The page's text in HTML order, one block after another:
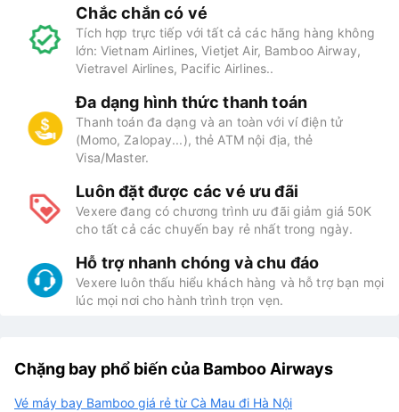
Chắc chắn có vé
Tích hợp trực tiếp với tất cả các hãng hàng không
lớn: Vietnam Airlines, Vietjet Air, Bamboo Airway,
Vietravel Airlines, Pacific Airlines..
Đa dạng hình thức thanh toán
Thanh toán đa dạng và an toàn với ví điện tử
(Momo, Zalopay...), thẻ ATM nội địa, thẻ
Visa/Master.
Luôn đặt được các vé ưu đãi
Vexere đang có chương trình ưu đãi giảm giá 50K
cho tất cả các chuyến bay rẻ nhất trong ngày.
Hỗ trợ nhanh chóng và chu đáo
Vexere luôn thấu hiểu khách hàng và hỗ trợ bạn mọi
lúc mọi nơi cho hành trình trọn vẹn.
Chặng bay phổ biến của Bamboo Airways
Vé máy bay Bamboo giá rẻ từ Cà Mau đi Hà Nội